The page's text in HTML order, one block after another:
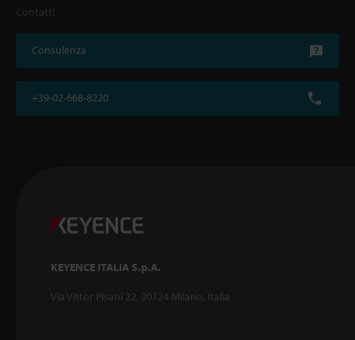
Contatti
Consulenza
+39-02-668-8220
KEYENCE ITALIA S.p.A.
Via Vittor Pisani 22, 20124 Milano, Italia